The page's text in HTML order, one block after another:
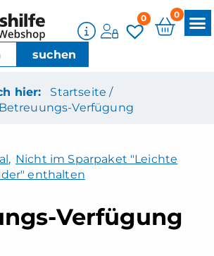
0 0
hier:
Startseite /
Betreuungs-Verfügung
, Nicht im Sparpaket "Leichte
enthalten
Verfügung